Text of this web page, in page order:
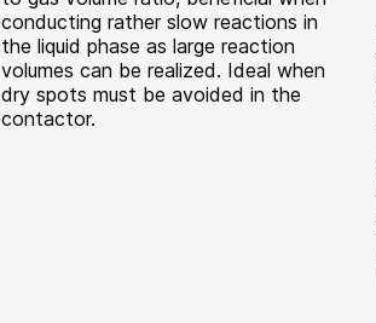
conducting rather slow reactions in
the liquid phase as large reaction
volumes can be realized. Ideal when
dry spots must be avoided in the
contactor.